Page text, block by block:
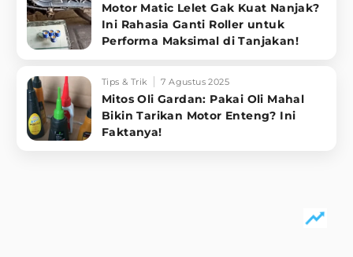
Motor Matic Lelet Gak Kuat Nanjak?
Ini Rahasia Ganti Roller untuk
Performa Maksimal di Tanjakan!
Tips & Trik 7 Agustus 2025
Mitos Oli Gardan: Pakai Oli Mahal
Bikin Tarikan Motor Enteng? Ini
Faktanya!